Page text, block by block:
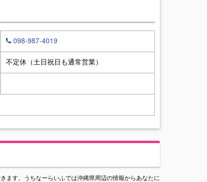
098-987-4019
不定休（土日祝日も通常営業）
ます。うちなーらいふでは沖縄県周辺の情報からあなたに